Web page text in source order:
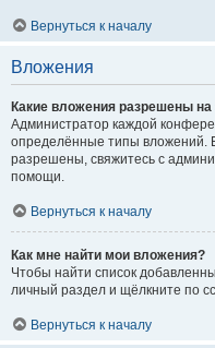
Вернуться к началу
Вложения
Какие вложения разрешены
Администратор каждой
определённые типы вложений.
разрешены, свяжитесь с
помощи.
Вернуться к началу
Как мне найти мои вложения?
Чтобы найти список
личный раздел и щёлкните по
Вернуться к началу